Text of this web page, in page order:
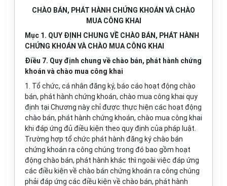
CHÀO BÁN, PHÁT HÀNH CHỨNG KHOÁN VÀ CHÀO
MUA CÔNG KHAI
Mục 1. QUY ĐỊNH CHUNG VỀ CHÀO BÁN, PHÁT HÀNH
CHỨNG KHOÁN VÀ CHÀO MUA CÔNG KHAI
Điều 7. Quy định chung về chào bán, phát hành chứng
khoán và chào mua công khai
1. Tổ chức, cá nhân đăng ký, báo cáo hoạt động chào
bán, phát hành chứng khoán, chào mua công khai quy
định tại Chương này chỉ được thực hiện các hoạt động
chào bán, phát hành chứng khoán, chào mua công khai
khi đáp ứng đủ điều kiện theo quy định của pháp luật.
Trường hợp tổ chức phát hành đăng ký chào bán
chứng khoán ra công chúng trong đó bao gồm hoạt
động chào bán, phát hành khác thì ngoài việc đáp ứng
các điều kiện về chào bán chứng khoán ra công chúng
phải đáp ứng các điều kiện về chào bán, phát hành